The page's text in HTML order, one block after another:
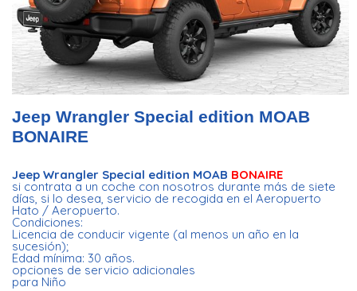
Jeep Wrangler Special edition MOAB
BONAIRE
Jeep Wrangler Special edition MOAB BONAIRE
si contrata a un coche con nosotros durante más de siete
días, si lo desea, servicio de recogida en el Aeropuerto
Hato / Aeropuerto.
Condiciones:
Licencia de conducir vigente (al menos un año en la
sucesión);
Edad mínima: 30 años.
opciones de servicio adicionales
para Niño